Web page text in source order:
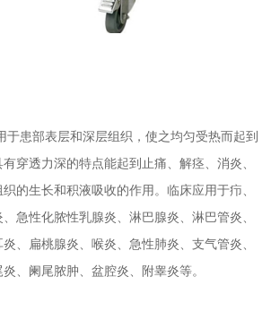
部表层和深层组织，使之均匀受热而起到
穿透力深的特点能起到止痛、解痉、消炎、
的生长和积液吸收的作用。临床应用于疖、
急性化脓性乳腺炎、淋巴腺炎、淋巴管炎、
、扁桃腺炎、喉炎、急性肺炎、支气管炎、
、阑尾脓肿、盆腔炎、附睾炎等。